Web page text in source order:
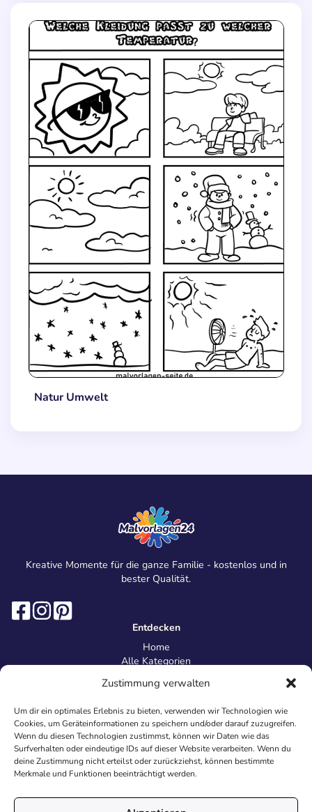
Zustimmung verwalten
Um dir ein optimales Erlebnis zu bieten, verwenden wir Technologien wie
Cookies, um Geräteinformationen zu speichern und/oder darauf zuzugreifen.
Wenn du diesen Technologien zustimmst, können wir Daten wie das
Surfverhalten oder eindeutige IDs auf dieser Website verarbeiten. Wenn du
deine Zustimmung nicht erteilst oder zurückziehst, können bestimmte
Merkmale und Funktionen beeinträchtigt werden.
Natur Umwelt
Kreative Momente für die ganze Familie - kostenlos und in
bester Qualität.
Entdecken
Home
Alle Kategorien
Information
Über uns
Kontakt
Inhaltsrichtlinien
Recht & Datenschutz
Impressum
AGB